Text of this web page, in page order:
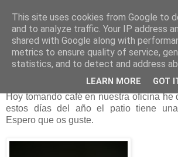
Coffee Break
Hoy tomando café en nuestra oficina he
estos días del año el patio tiene una
Espero que os guste.
This site uses cookies from Google to
and to analyze traffic. Your IP address
shared with Google along with
metrics to ensure quality of service,
statistics, and to detect and address
LEARN MORE GOT